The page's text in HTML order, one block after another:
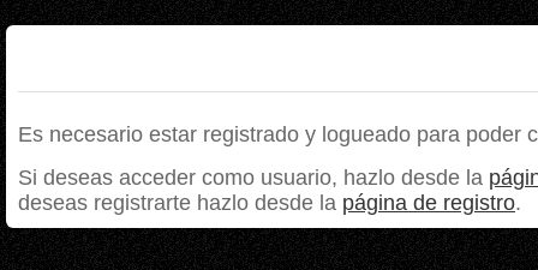
Es necesario estar registrado y logueado para poder
Si deseas acceder como usuario, hazlo desde la
deseas registrarte hazlo desde la página de registro.